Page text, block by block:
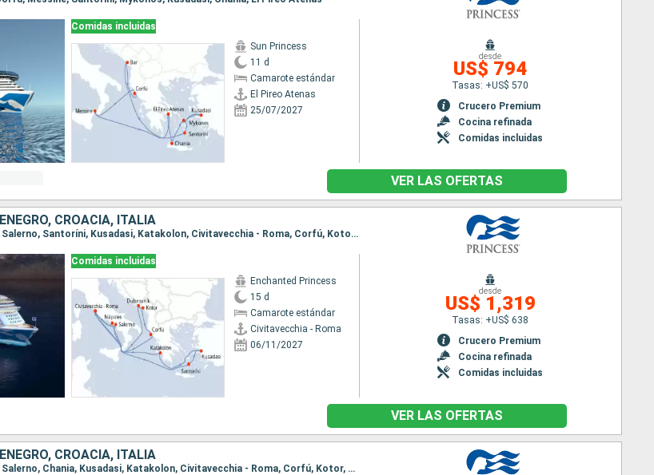
Comidas incluidas
Sun Princess
11 d
Camarote estándar
El Pireo Atenas
25/07/2027
desde
US$ 794
Tasas: +US$ 570
Crucero Premium
Cocina refinada
Comidas incluidas
VER LAS OFERTAS
CROACIA, ITALIA
Itinerario : Civitavecchia - Roma, Salerno, Santoríni, Kusadasi, Katakolon, Civitavecchia - Roma, Corfú, Kotor, Dubrovnik, Nápoles, Civitavecchia - Roma
Comidas incluidas
Enchanted Princess
15 d
Camarote estándar
Civitavecchia - Roma
06/11/2027
desde
US$ 1,319
Tasas: +US$ 638
Crucero Premium
Cocina refinada
Comidas incluidas
VER LAS OFERTAS
CROACIA, ITALIA
Itinerario : Civitavecchia - Roma, Salerno, Chania, Kusadasi, Katakolon, Civitavecchia - Roma, Corfú, Kotor, Dubrovnik, Nápoles, Civitavecchia - Roma